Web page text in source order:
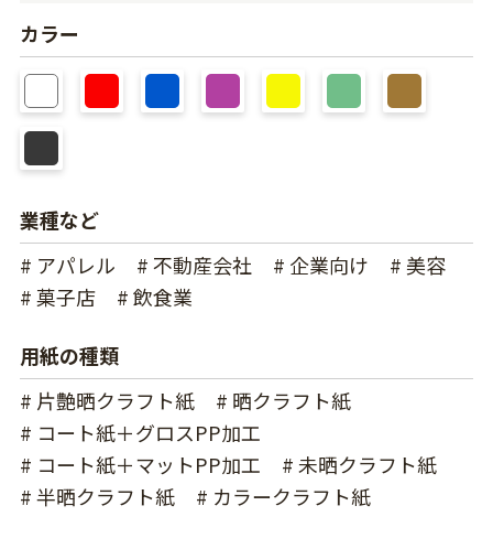
カラー
業種など
# アパレル
# 不動産会社 # 企業向け
# 美容
# 菓子店
# 飲食業
用紙の種類
# 片艶晒クラフト紙
# 晒クラフト紙
# コート紙＋グロスPP加工
# コート紙＋マットPP加工
# 未晒クラフト紙
# 半晒クラフト紙
# カラークラフト紙